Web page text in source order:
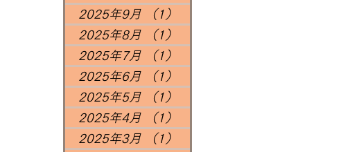
2025年9月
（1）
2025年8月
（1）
2025年7月
（1）
2025年6月
（1）
2025年5月
（1）
2025年4月
（1）
2025年3月
（1）